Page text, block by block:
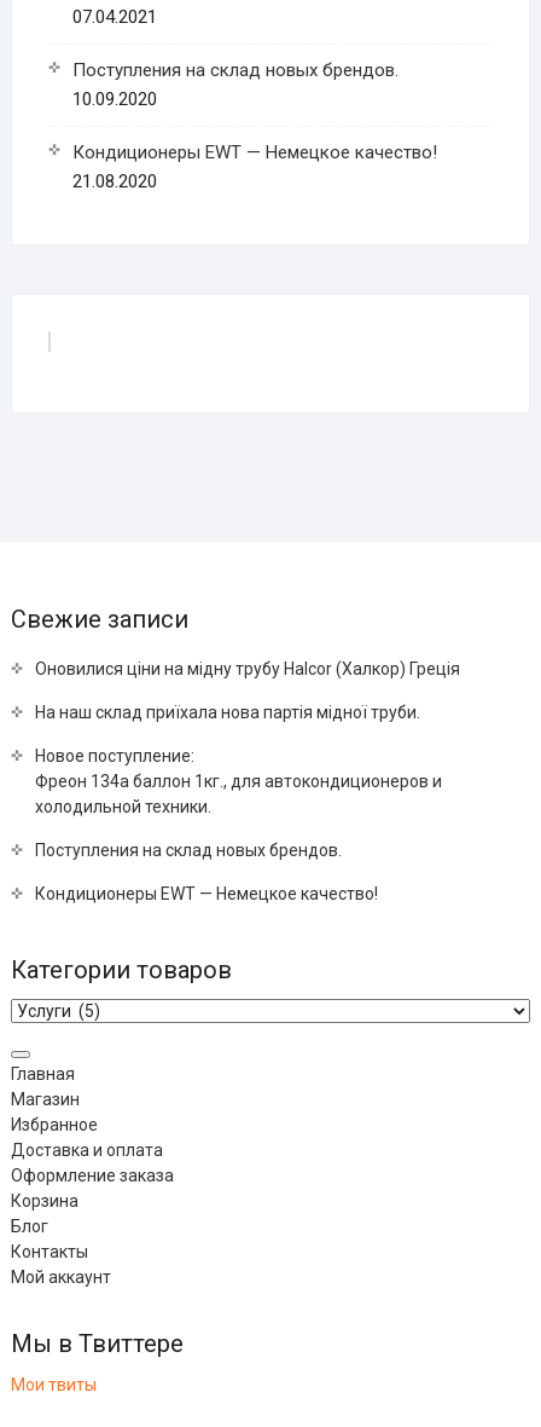
07.04.2021
Поступления на склад новых брендов.
10.09.2020
Кондиционеры EWT — Немецкое качество!
21.08.2020
Свежие записи
Оновилися ціни на мідну трубу Halcor (Халкор) Греція
На наш склад приїхала нова партія мідної труби.
Новое поступление:
Фреон 134a баллон 1кг., для автокондиционеров и
холодильной техники.
Поступления на склад новых брендов.
Кондиционеры EWT — Немецкое качество!
Категории товаров
Главная
Магазин
Избранное
Доставка и оплата
Оформление заказа
Корзина
Блог
Контакты
Мой аккаунт
Мы в Твиттере
Мои твиты